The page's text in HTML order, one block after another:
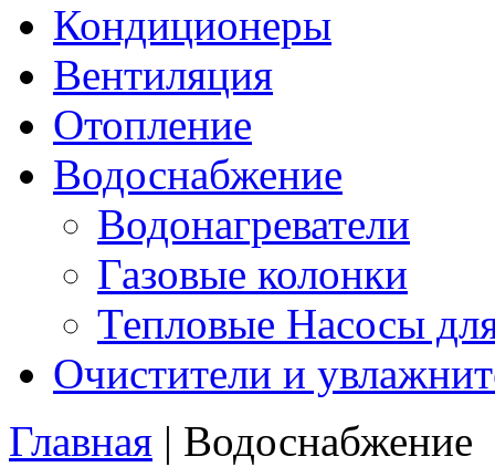
Кондиционеры
Вентиляция
Отопление
Водоснабжение
Водонагреватели
Газовые колонки
Тепловые Насосы
Очистители и
Главная | Водоснабжение